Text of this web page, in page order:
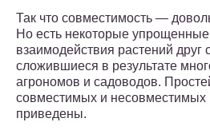
Так что совместимость —
Но есть некоторые
взаимодействия растений друг
сложившиеся в результате
агрономов и садоводов.
совместимых и несовместимых
приведены.